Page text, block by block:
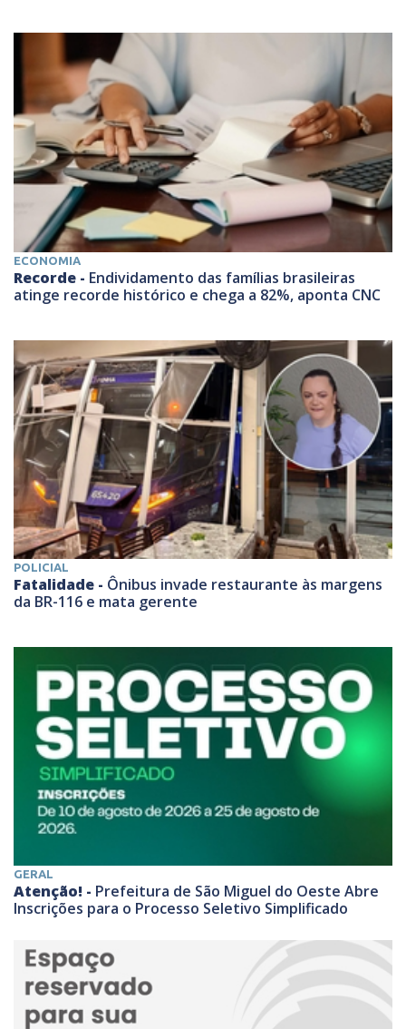
ECONOMIA
Recorde - Endividamento das famílias brasileiras
atinge recorde histórico e chega a 82%, aponta CNC
POLICIAL
Fatalidade - Ônibus invade restaurante às margens
da BR-116 e mata gerente
GERAL
Atenção! - Prefeitura de São Miguel do Oeste Abre
Inscrições para o Processo Seletivo Simplificado